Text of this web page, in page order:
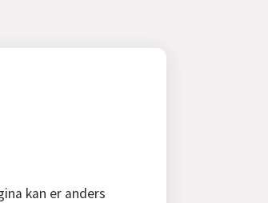
kan er anders